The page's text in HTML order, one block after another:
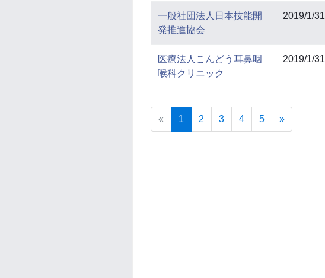
一般社団法人日本技能開
発推進協会
2019/1/31
医療法人こんどう耳鼻咽
喉科クリニック
2019/1/31
« Previous
1 (current)
2 3 4 5 »Next